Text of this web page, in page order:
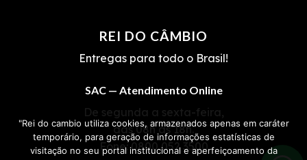
REI DO CÂMBIO
Entregas para todo o Brasil!
SAC — Atendimento Online
De segunda a sexta-feira,
das 08h às 18h.
Fone:0800 052 3500
"Rei do cambio utiliza cookies, armazenados apenas em caráter
temporário, para geração de informações estatísticas de
visitação no seu portal institucional e aperfeiçoamento da